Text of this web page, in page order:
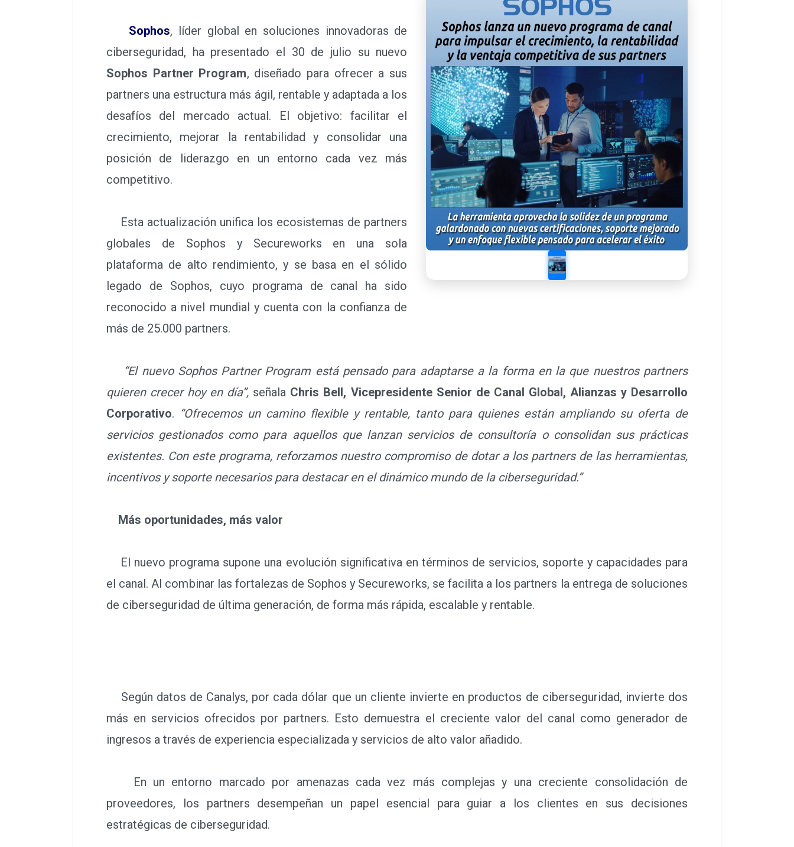
Sophos, líder global en soluciones innovadoras de
ciberseguridad, ha presentado el 30 de julio su nuevo
Sophos Partner Program, diseñado para ofrecer a sus
partners una estructura más ágil, rentable y adaptada a los
desafíos del mercado actual. El objetivo: facilitar el
crecimiento, mejorar la rentabilidad y consolidar una
posición de liderazgo en un entorno cada vez más
competitivo.
Esta actualización unifica los ecosistemas de partners
globales de Sophos y Secureworks en una sola
plataforma de alto rendimiento, y se basa en el sólido
legado de Sophos, cuyo programa de canal ha sido
reconocido a nivel mundial y cuenta con la confianza de
más de 25.000 partners.
“El nuevo Sophos Partner Program está pensado para adaptarse a la forma en la que nuestros partners
quieren crecer hoy en día”, señala Chris Bell, Vicepresidente Senior de Canal Global, Alianzas y Desarrollo
Corporativo. “Ofrecemos un camino flexible y rentable, tanto para quienes están ampliando su oferta de
servicios gestionados como para aquellos que lanzan servicios de consultoría o consolidan sus prácticas
existentes. Con este programa, reforzamos nuestro compromiso de dotar a los partners de las herramientas,
incentivos y soporte necesarios para destacar en el dinámico mundo de la ciberseguridad.”
Más oportunidades, más valor
El nuevo programa supone una evolución significativa en términos de servicios, soporte y capacidades para
el canal. Al combinar las fortalezas de Sophos y Secureworks, se facilita a los partners la entrega de soluciones
de ciberseguridad de última generación, de forma más rápida, escalable y rentable.
Según datos de Canalys, por cada dólar que un cliente invierte en productos de ciberseguridad, invierte dos
más en servicios ofrecidos por partners. Esto demuestra el creciente valor del canal como generador de
ingresos a través de experiencia especializada y servicios de alto valor añadido.
En un entorno marcado por amenazas cada vez más complejas y una creciente consolidación de
proveedores, los partners desempeñan un papel esencial para guiar a los clientes en sus decisiones
estratégicas de ciberseguridad.